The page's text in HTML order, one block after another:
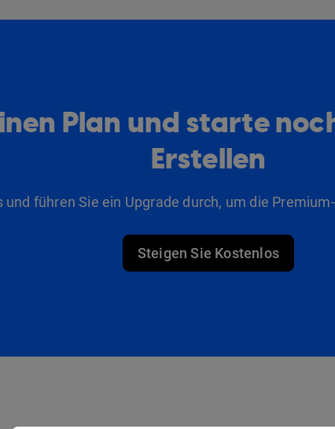
Plan und starte
Erstellen
und führen Sie ein Upgrade durch, um die
Steigen Sie Kostenlos